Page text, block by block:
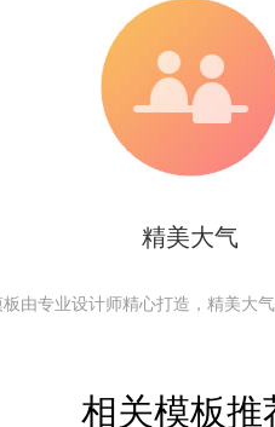
精美大气
板由专业设计师精心打造，精美大
相关模板推